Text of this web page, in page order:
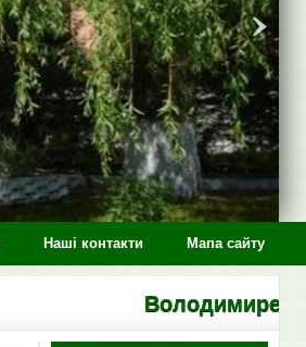
Наші контакти Мапа сайту
Володимирецький